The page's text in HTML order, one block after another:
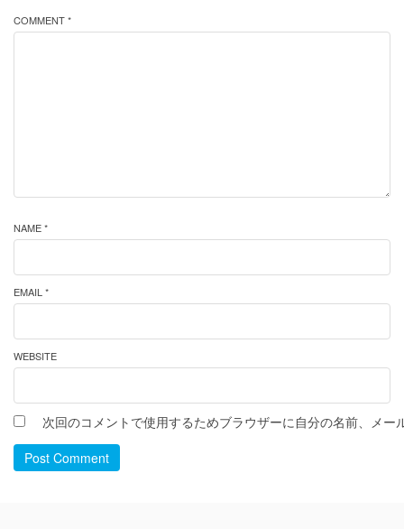
COMMENT *
NAME *
EMAIL *
WEBSITE
次回のコメントで使用するためブラウザーに自分の名前、メー
Post Comment